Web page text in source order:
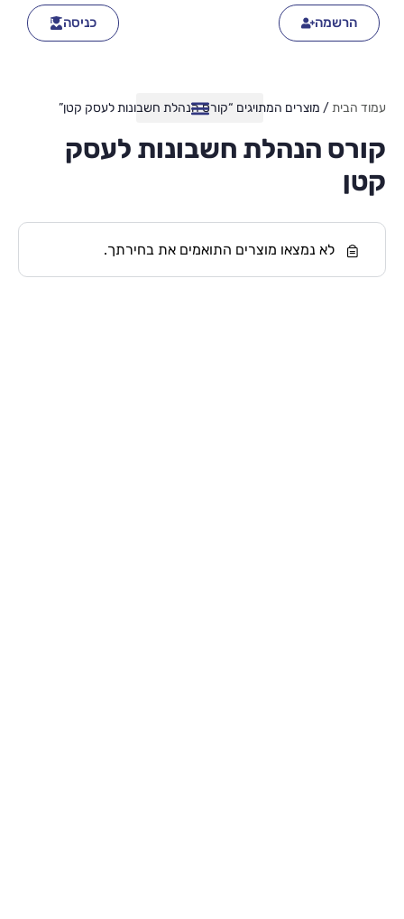
הרשמה כניסה
עמוד הבית/ מוצרים המתויגים “קורס הנהלת חשבונות לעסק קטן”
קורס הנהלת חשבונות לעסק
קטן
לא נמצאו מוצרים התואמים את בחירתך.